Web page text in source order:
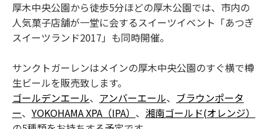
厚木中央公園から徒歩5分ほどの厚木公園では、市内の
人気菓子店舗が一堂に会するスイーツイベント「あつぎ
スイーツランド2017」も同時開催。
サンクトガーレンはメインの厚木中央公園のすぐ横で樽
生ビールを販売致します。
ゴールデンエール、 アンバーエール、 ブラウンポータ
ー、 YOKOHAMA XPA（IPA） 、 湘南ゴールド(オレンジ）